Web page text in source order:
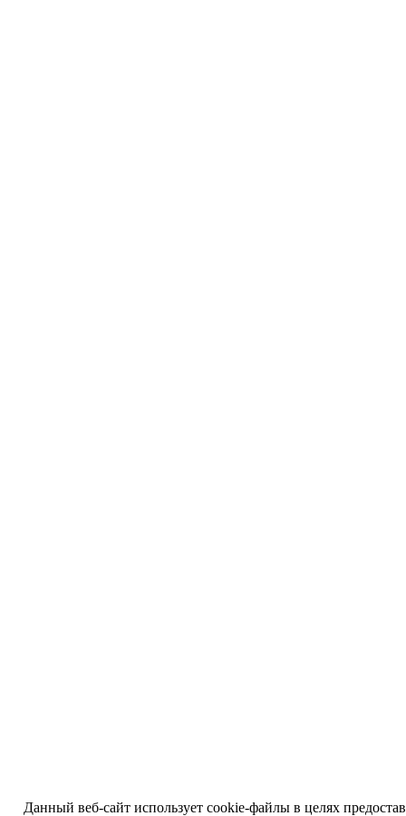
Данный веб-сайт использует cookie-файлы в целях